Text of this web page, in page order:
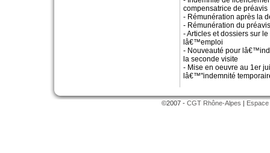
compensatrice de préavis
- Rémunération après la
- Rémunération du préavis
- Articles et dossiers sur
lâ€™emploi
- Nouveauté pour
la seconde visite
- Mise en oeuvre au 1er
lâ€™"indemnité
©2007 - CGT Rhône-Alpes |